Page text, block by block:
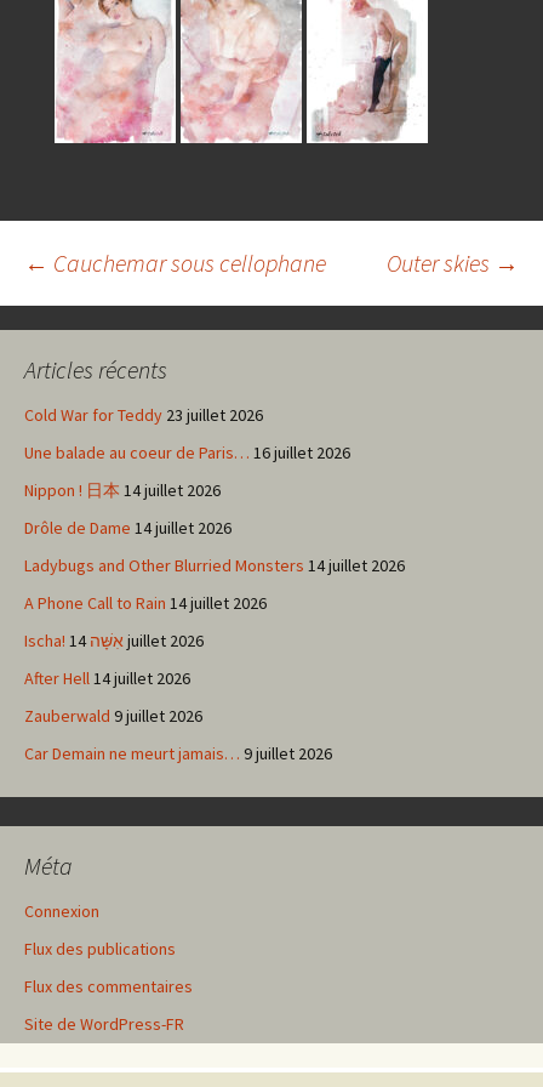
Navigation
des
articles
← Cauchemar sous cellophane Outer skies →
Articles récents
Cold War for Teddy 23 juillet 2026
Une balade au coeur de Paris… 16 juillet 2026
Nippon ! 日本 14 juillet 2026
Drôle de Dame 14 juillet 2026
Ladybugs and Other Blurried Monsters 14 juillet 2026
A Phone Call to Rain 14 juillet 2026
Ischa! אִשָּׁה14 juillet 2026
After Hell14 juillet 2026
Zauberwald 9 juillet 2026
Car Demain ne meurt jamais… 9 juillet 2026
Méta
Connexion
Flux des publications
Flux des commentaires
Site de WordPress-FR